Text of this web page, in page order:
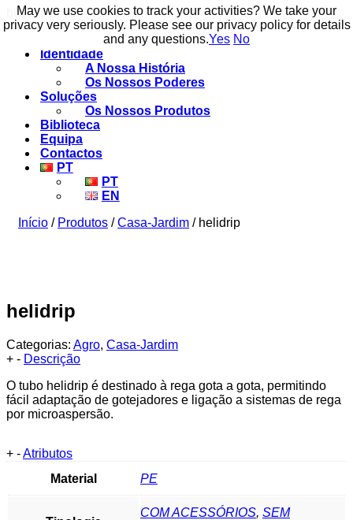
build to flow.
Identidade
A Nossa História
Os Nossos Poderes
Soluções
Os Nossos Produtos
Biblioteca
Equipa
Contactos
PT
PT
EN
Início / Produtos /Casa-Jardim / helidrip
helidrip
Categorias: Agro, Casa-Jardim
+ - Descrição
O tubo helidrip é destinado à rega gota a gota, permitindo
fácil adaptação de gotejadores e ligação a sistemas de rega
por microaspersão.
+ -Atributos
Material
PE
COM ACESSÓRIOS, SEM
May we use cookies to track your activities? We take your
privacy very seriously. Please see our privacy policy for details
and any questions.Yes No
May we use cookies to track your activities? We take your
privacy very seriously. Please see our privacy policy for details
and any questions.Yes No